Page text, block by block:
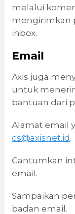
melalui
mengirimkan
inbox.
Email
Axis juga
untuk
bantuan dari
Alamat email
cs@axisnet.id.
Cantumkan
email.
Sampaikan
badan email.